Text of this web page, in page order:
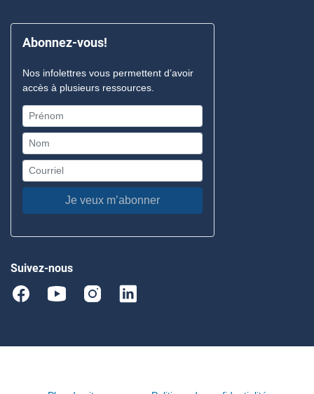
Abonnez-vous!
Nos infolettres vous permettent d’avoir
accès à plusieurs ressources.
Je veux m’abonner
Suivez-nous